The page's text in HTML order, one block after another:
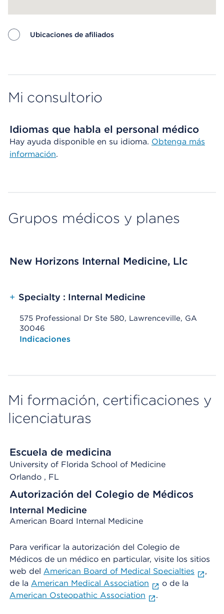
Ubicaciones de afiliados
Mi consultorio
Idiomas que habla el personal médico
Hay ayuda disponible en su idioma. Obtenga más
información.
Grupos médicos y planes
New Horizons Internal Medicine, Llc
+ Specialty : Internal Medicine
575 Professional Dr Ste 580, Lawrenceville, GA
30046
Opens native map application on mobile devices
Indicaciones
Mi formación, certificaciones y
licenciaturas
Escuela de medicina
University of Florida School of Medicine
Orlando , FL
Autorización del Colegio de Médicos
Internal Medicine
American Board Internal Medicine
Para verificar la autorización del Colegio de
Médicos de un médico en particular, visite los sitios
web del American Board of Medical Specialties
,
de la American Medical Association
o de la
American Osteopathic Association
.